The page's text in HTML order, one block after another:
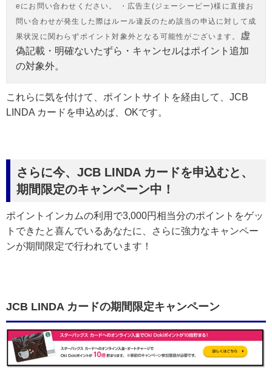
eにお問い合わせください。
・広告主(ジェーシービー)様に直接お
問い合わせが発生した際はルール違反のため該当の申込に対して成
果状況に関わらずポイント対象外となる可能性がございます。
虚
偽記載・明確ないたずら・キャンセルはポイント追加
の対象外。
これらに気を付けて、ポイントサイトを経由して、JCB
LINDA カードを申込めば、OKです。
さらに今、JCB LINDA カードを申込むと、
期間限定のキャンペーン中！
ポイントインカムの利用で3,000円相当分のポイントをゲッ
トできたと喜んでいるあなたに、さらに強力なキャンペー
ンが期間限定で行われています！
JCB LINDA カードの期間限定キャンペーン